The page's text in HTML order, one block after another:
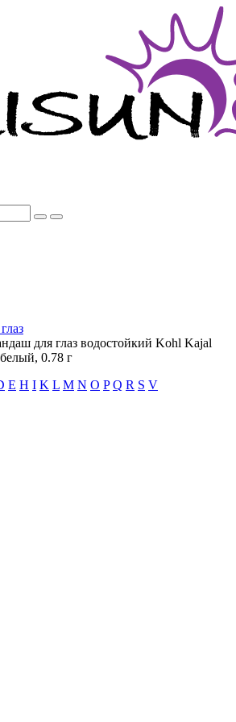
для глаз водостойкий Kohl Kajal
0.78 г
E H I K L M N O P Q R S V